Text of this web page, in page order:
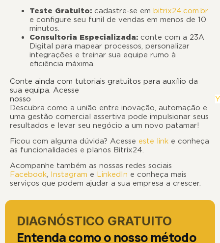
Teste Gratuito: cadastre-se em bitrix24.com.br
e configure seu funil de vendas em menos de 10
minutos.
Consultoria Especializada: conte com a 23A
Digital para mapear processos, personalizar
integrações e treinar sua equipe rumo à
eficiência máxima.
Conte ainda com tutoriais gratuitos para auxílio da
sua equipa. Acesse
nosso
Descubra como a união entre inovação, automação e
uma gestão comercial assertiva pode impulsionar seus
resultados e levar seu negócio a um novo patamar!
Ficou com alguma dúvida? Acesse este link e conheça
as funcionalidades e planos Bitrix24.
Acompanhe também as nossas redes sociais
Facebook, Instagram e LinkedIn e conheça mais
serviços que podem ajudar a sua empresa a crescer.
DIAGNÓSTICO GRATUITO
Entenda como o nosso método